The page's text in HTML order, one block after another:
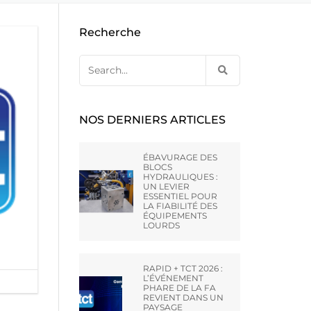
–
LTD
CO.,
OUTILLAGE DE PRESSE À
D’OCCASION PARRecherche
for:
NOS DERNIERS ARTICLES
ÉBAVURAGE DES
BLOCS
HYDRAULIQUES :
UN LEVIER
ESSENTIEL POUR
LA FIABILITÉ DES
ÉQUIPEMENTS
LOURDS
RAPID + TCT 2026 :
L’ÉVÉNEMENT
PHARE DE LA FA
REVIENT DANS UN
PAYSAGE